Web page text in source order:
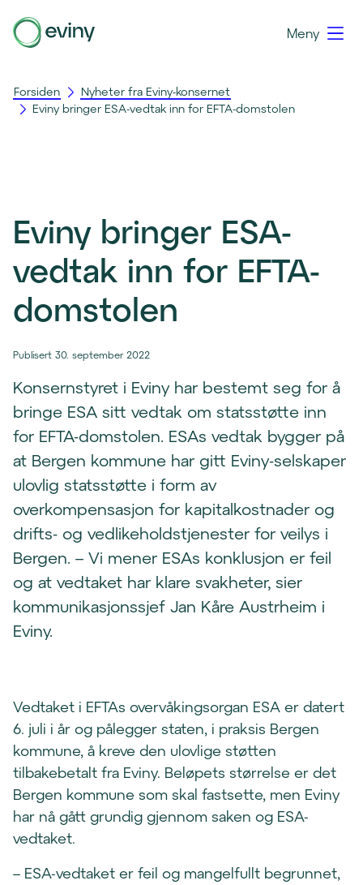
Meny
Forsiden
Nyheter fra Eviny-konsernet
Eviny bringer ESA-vedtak inn for EFTA-domstolen
Eviny bringer ESA-
vedtak inn for EFTA-
domstolen
Publisert 30. september 2022
Konsernstyret i Eviny har bestemt seg for å
bringe ESA sitt vedtak om statsstøtte inn
for EFTA-domstolen. ESAs vedtak bygger på
at Bergen kommune har gitt Eviny-selskaper
ulovlig statsstøtte i form av
overkompensasjon for kapitalkostnader og
drifts- og vedlikeholdstjenester for veilys i
Bergen. – Vi mener ESAs konklusjon er feil
og at vedtaket har klare svakheter, sier
kommunikasjonssjef Jan Kåre Austrheim i
Eviny.
Vedtaket i EFTAs overvåkingsorgan ESA er datert
6. juli i år og pålegger staten, i praksis Bergen
kommune, å kreve den ulovlige støtten
tilbakebetalt fra Eviny. Beløpets størrelse er det
Bergen kommune som skal fastsette, men Eviny
har nå gått grundig gjennom saken og ESA-
vedtaket.
– ESA-vedtaket er feil og mangelfullt begrunnet,